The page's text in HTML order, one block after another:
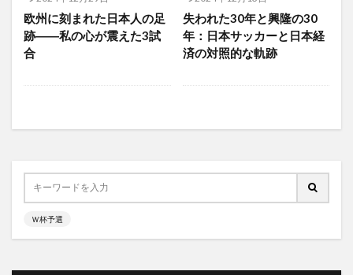
欧州に刻まれた日本人の足
跡――私の心が震えた3試
合
失われた30年と興隆の30
年：日本サッカーと日本経
済の対照的な軌跡
Ｗ杯予選